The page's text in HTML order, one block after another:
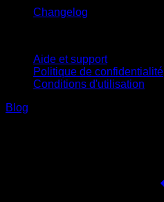
Changelog
Aide et support
Politique de confidentialité
Conditions d'utilisation
Blog